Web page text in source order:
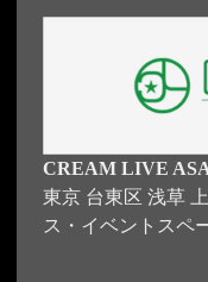
CREAM LIVE
東京 台東区 浅草
ス・イベントスペ